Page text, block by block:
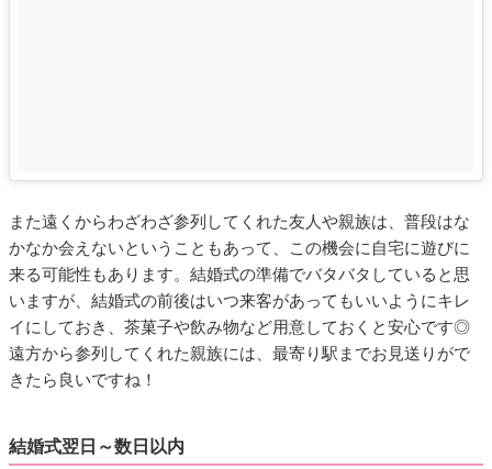
また遠くからわざわざ参列してくれた友人や親族は、普段はな
かなか会えないということもあって、この機会に自宅に遊びに
来る可能性もあります。結婚式の準備でバタバタしていると思
いますが、結婚式の前後はいつ来客があってもいいようにキレ
イにしておき、茶菓子や飲み物など用意しておくと安心です◎
遠方から参列してくれた親族には、最寄り駅までお見送りがで
きたら良いですね！
結婚式翌日～数日以内